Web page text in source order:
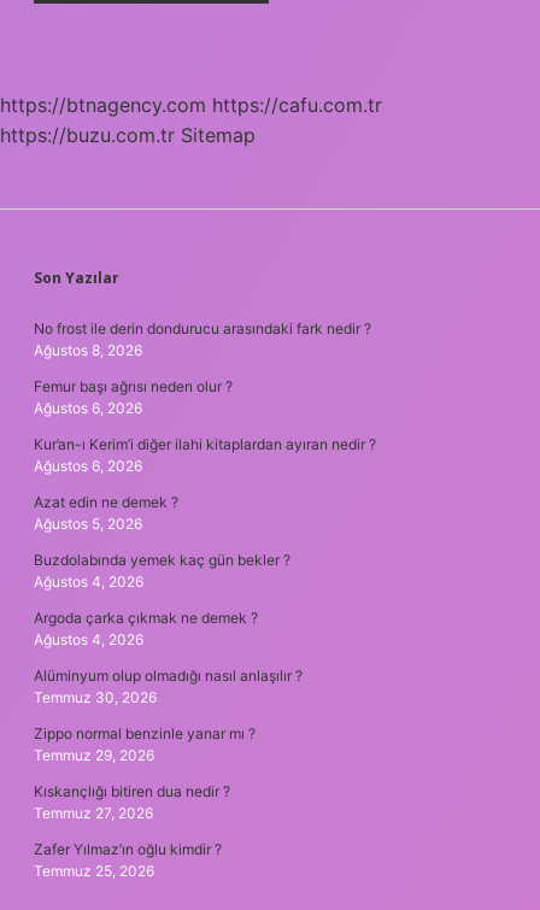
https://btnagency.com https://cafu.com.tr
https://buzu.com.tr Sitemap
SIDEBAR
Son Yazılar
No frost ile derin dondurucu arasındaki fark nedir ?
Ağustos 8, 2026
Femur başı ağrısı neden olur ?
Ağustos 6, 2026
Kur’an-ı Kerim’i diğer ilahi kitaplardan ayıran nedir ?
Ağustos 6, 2026
Azat edin ne demek ?
Ağustos 5, 2026
Buzdolabında yemek kaç gün bekler ?
Ağustos 4, 2026
Argoda çarka çıkmak ne demek ?
Ağustos 4, 2026
Alüminyum olup olmadığı nasıl anlaşılır ?
Temmuz 30, 2026
Zippo normal benzinle yanar mı ?
Temmuz 29, 2026
Kıskançlığı bitiren dua nedir ?
Temmuz 27, 2026
Zafer Yılmaz’ın oğlu kimdir ?
Temmuz 25, 2026